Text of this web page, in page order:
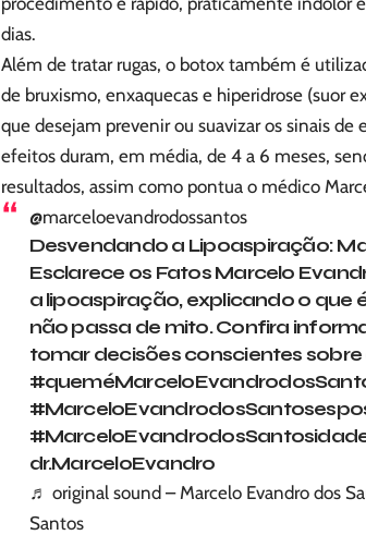
dias.
Além de tratar rugas, o botox também é
de bruxismo, enxaquecas e hiperidrose (suor
que desejam prevenir ou suavizar os sinais
efeitos duram, em média, de 4 a 6 meses,
resultados, assim como pontua o médico
@marceloevandrodossantos
Desvendando a Lipoaspiração:
Esclarece os Fatos Marcelo
a lipoaspiração, explicando o que
não passa de mito. Confira
tomar decisões conscientes
dr.MarceloEvandro
♬ original sound – Marcelo Evandro dos
Santos